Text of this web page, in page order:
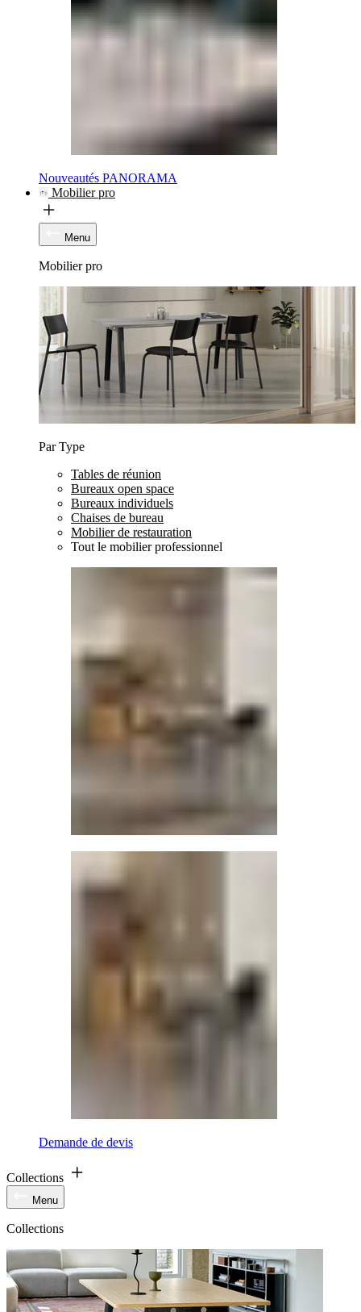
Nouveautés PANORAMA
Mobilier pro
Menu
Mobilier pro
Par Type
Tables de réunion
Bureaux open space
Bureaux individuels
Chaises de bureau
Mobilier de restauration
Tout le mobilier professionnel
Demande de devis
Collections
Menu
Collections